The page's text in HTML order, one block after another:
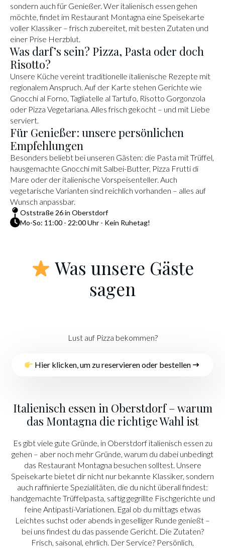
sondern auch für Genießer. Wer italienisch essen gehen
möchte, findet im Restaurant Montagna eine Speisekarte
voller Klassiker – frisch zubereitet, mit besten Zutaten und
einer Prise Herzblut.
Was darf’s sein? Pizza, Pasta oder doch
Risotto?
Unsere Küche vereint traditionelle italienische Rezepte mit
regionalem Anspruch. Auf der Karte stehen Gerichte wie
Gnocchi al Forno, Tagliatelle al Tartufo, Risotto Gorgonzola
oder Pizza Vegetariana. Alles frisch gekocht – und mit Liebe
serviert.
Für Genießer: unsere persönlichen
Empfehlungen
Besonders beliebt bei unseren Gästen: die Pasta mit Trüffel,
hausgemachte Gnocchi mit Salbei-Butter, Pizza Frutti di
Mare oder der italienische Vorspeisenteller. Auch
vegetarische Varianten sind reichlich vorhanden – alles auf
Wunsch anpassbar.
Oststraße 26 in Oberstdorf
Mo-So: 11:00 - 22:00 Uhr - Kein Ruhetag!
Was unsere Gäste
sagen
Lust auf Pizza bekommen?
Hier klicken, um zu reservieren oder bestellen
Italienisch essen in Oberstdorf – warum
das Montagna die richtige Wahl ist
Es gibt viele gute Gründe, in Oberstdorf italienisch essen zu
gehen – aber noch mehr Gründe, warum du dabei unbedingt
das Restaurant Montagna besuchen solltest. Unsere
Speisekarte bietet dir nicht nur bekannte Klassiker, sondern
auch raffinierte Spezialitäten, die du nicht überall findest:
handgemachte Trüffelpasta, saftig gegrillte Fischgerichte und
feine Antipasti-Variationen. Egal ob du mittags etwas
Leichtes suchst oder abends in geselliger Runde genießt –
bei uns findest du das passende Gericht. Die Zutaten?
Frisch, saisonal, ehrlich. Der Service? Persönlich,